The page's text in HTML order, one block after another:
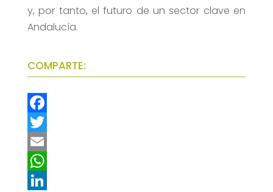
y, por tanto, el futuro de un sector clave en
Andalucía.
COMPARTE:
F
a
c
e
T
w
E
m
W